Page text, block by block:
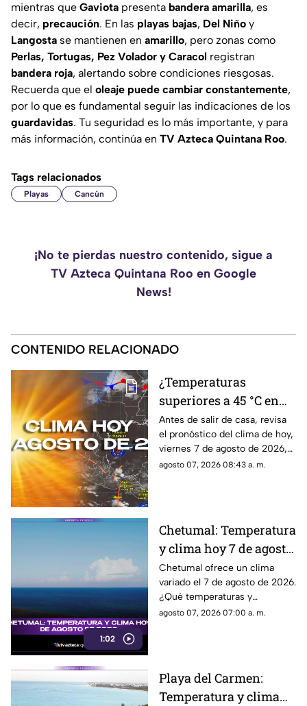
mientras que Gaviota presenta bandera amarilla, es
decir, precaución. En las playas bajas, Del Niño y
Langosta se mantienen en amarillo, pero zonas como
Perlas, Tortugas, Pez Volador y Caracol registran
bandera roja, alertando sobre condiciones riesgosas.
Recuerda que el oleaje puede cambiar constantemente,
por lo que es fundamental seguir las indicaciones de los
guardavidas. Tu seguridad es lo más importante, y para
más información, continúa en TV Azteca Quintana Roo.
Tags relacionados
Playas Cancún
¡No te pierdas nuestro contenido, sigue a
TV Azteca Quintana Roo en Google
News!
CONTENIDO RELACIONADO
¿Temperaturas
superiores a 45 °C en
Quintana Roo?
Pronóstico del clima
HOY, viernes 7 de
agosto de 2026, en
Antes de salir de casa, revisa
el pronóstico del clima de hoy,
viernes 7 de agosto de 2026,
en Cancún y el resto de
agosto 07, 2026 08:43 a. m.
1:02
Chetumal: Temperatura
y clima hoy 7 de agosto
de 2026.
Chetumal ofrece un clima
variado el 7 de agosto de 2026.
¿Qué temperaturas y
condiciones meteorológicas te
agosto 07, 2026 07:00 a. m.
Playa del Carmen:
Temperatura y clima